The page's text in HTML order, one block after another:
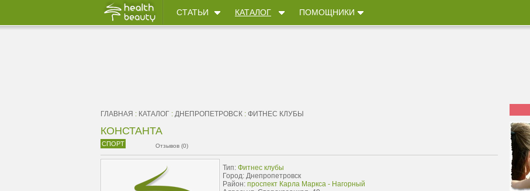
СТАТЬИ КАТАЛОГ ПОМОЩНИКИ
ГЛАВНАЯ : КАТАЛОГ : ДНЕПРОПЕТРОВСК : ФИТНЕС КЛУБЫ
КОНСТАНТА
СПОРТ Отзывов (0)
Тип: Фитнес клубы
Город: Днепропетровск
Район: проспект Карла Маркса - Нагорный